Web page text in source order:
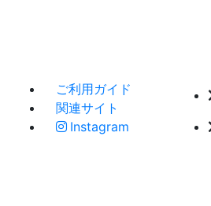
ご利用ガイド
関連サイト
Instagram